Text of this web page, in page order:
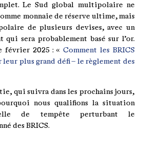
Le Sud global multipolaire ne
monnaie de réserve ultime, mais
de plusieurs devises, avec un
qui sera probablement basé sur l’or.
2025 : « Comment les BRICS
plus grand défi – le règlement des
qui suivra dans les prochains jours,
nous qualifions la situation
de tempête perturbant le
des BRICS.